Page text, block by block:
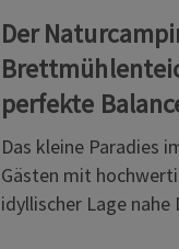
Der
perfekte
Das kleine Paradies
Gästen mit
idyllischer Lage nahe